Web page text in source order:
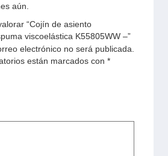
aún.
“Cojín de asiento
viscoelástica K55805WW –”
electrónico no será publicada.
están marcados con *